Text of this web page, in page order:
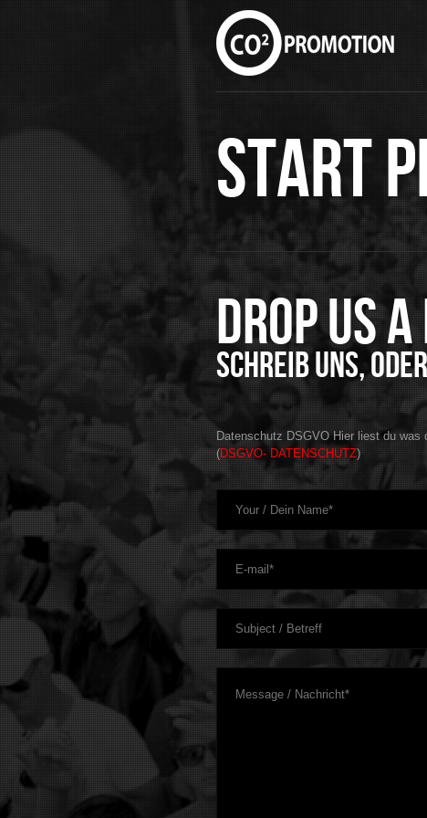
Start
Drop us
Schreib uns,
Datenschutz DSGVO Hier liest du
(DSGVO- DATENSCHUTZ)